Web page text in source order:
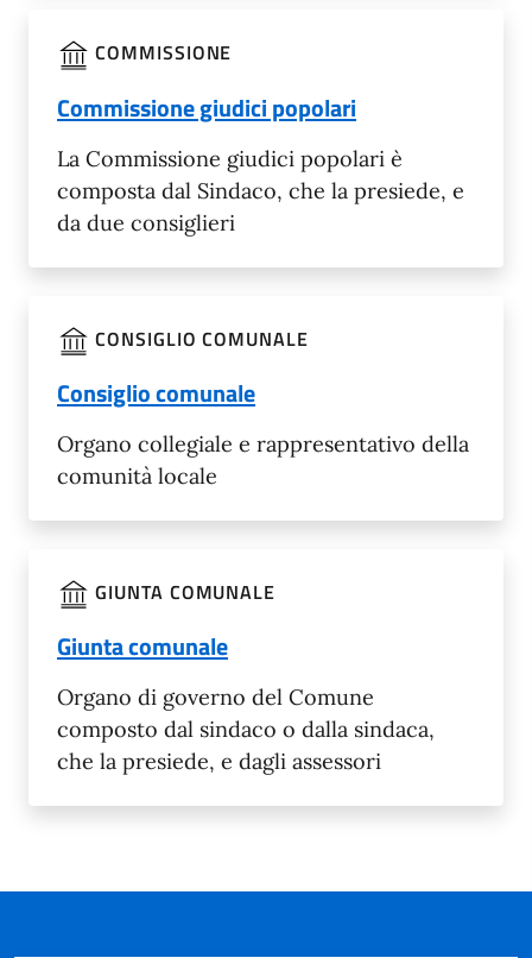
COMMISSIONE
Commissione giudici popolari
La Commissione giudici popolari è
composta dal Sindaco, che la presiede, e
da due consiglieri
CONSIGLIO COMUNALE
Consiglio comunale
Organo collegiale e rappresentativo della
comunità locale
GIUNTA COMUNALE
Giunta comunale
Organo di governo del Comune
composto dal sindaco o dalla sindaca,
che la presiede, e dagli assessori